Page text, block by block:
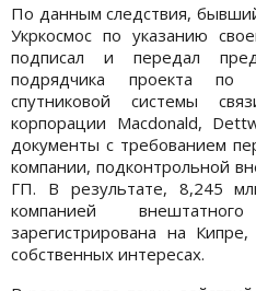
По данным следствия,
Укркосмос по указанию
подписал и передал
подрядчика проекта по
спутниковой системы
корпорации Macdonald,
документы с требованием
компании, подконтрольной
ГП. В результате, 8,245
компанией
зарегистрирована на
собственных интересах.